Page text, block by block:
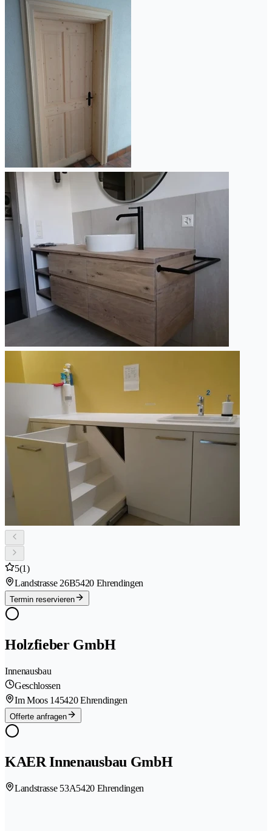
5(1)
Landstrasse 26B5420 Ehrendingen
Termin reservieren
Holzfieber GmbH
Innenausbau
Geschlossen
Im Moos 145420 Ehrendingen
Offerte anfragen
KAER Innenausbau GmbH
Landstrasse 53A5420 Ehrendingen